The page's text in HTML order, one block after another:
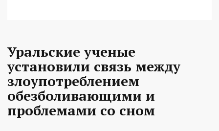
Уральские ученые
установили связь между
злоупотреблением
обезболивающими и
проблемами со сном